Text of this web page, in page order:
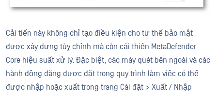
Cải tiến này không chỉ tạo điều kiện cho tư thế bảo mật
được xây dựng tùy chỉnh mà còn cải thiện MetaDefender
Core hiệu suất xử lý. Đặc biệt, các máy quét bên ngoài và các
hành động đăng được đặt trong quy trình làm việc có thể
được nhập hoặc xuất trong trang Cài đặt > Xuất / Nhập